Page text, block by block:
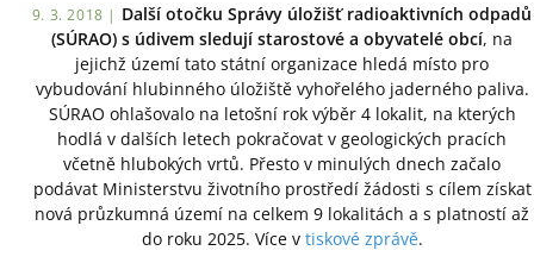
9. 3. 2018 | Další otočku Správy úložišť radioaktivních odpadů
(SÚRAO) s údivem sledují starostové a obyvatelé obcí, na
jejichž území tato státní organizace hledá místo pro
vybudování hlubinného úložiště vyhořelého jaderného paliva.
SÚRAO ohlašovalo na letošní rok výběr 4 lokalit, na kterých
hodlá v dalších letech pokračovat v geologických pracích
včetně hlubokých vrtů. Přesto v minulých dnech začalo
podávat Ministerstvu životního prostředí žádosti s cílem získat
nová průzkumná území na celkem 9 lokalitách a s platností až
do roku 2025. Více v tiskové zprávě.